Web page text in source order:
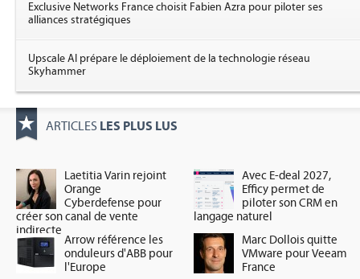
Exclusive Networks France choisit Fabien Azra pour piloter ses
alliances stratégiques
Upscale AI prépare le déploiement de la technologie réseau
Skyhammer
ARTICLES LES PLUS LUS
Laetitia Varin rejoint
Orange
Cyberdefense pour
créer son canal de vente
indirecte
Avec E-deal 2027,
Efficy permet de
piloter son CRM en
langage naturel
Arrow référence les
onduleurs d'ABB pour
l'Europe
Marc Dollois quitte
VMware pour Veeam
France